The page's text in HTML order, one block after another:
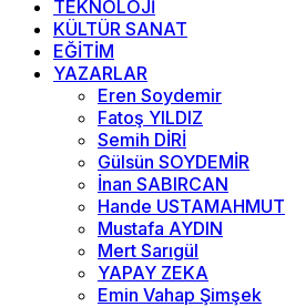
TEKNOLOJİ
KÜLTÜR SANAT
EĞİTİM
YAZARLAR
Eren Soydemir
Fatoş YILDIZ
Semih DİRİ
Gülsün SOYDEMİR
İnan SABIRCAN
Hande USTAMAHMUT
Mustafa AYDIN
Mert Sarıgül
YAPAY ZEKA
Emin Vahap Şimşek